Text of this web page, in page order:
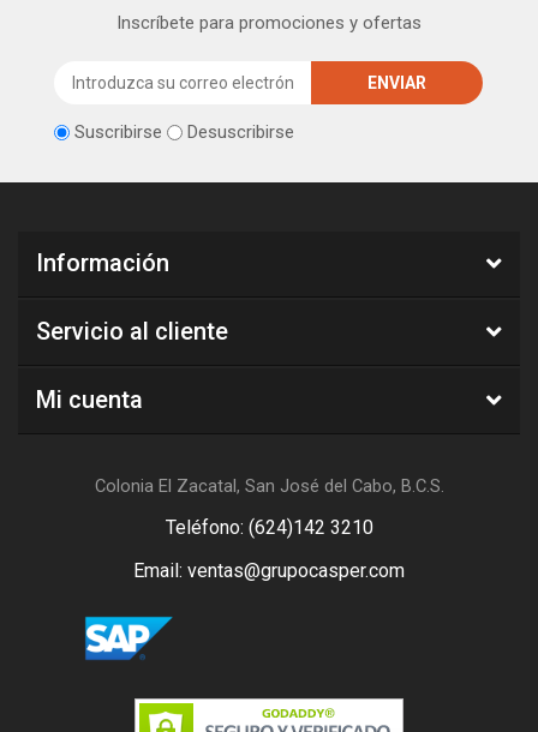
Inscríbete para promociones y ofertas
Suscribirse Desuscribirse
Información
Servicio al cliente
Mi cuenta
Colonia El Zacatal, San José del Cabo, B.C.S.
Teléfono: (624)142 3210
Email: ventas@grupocasper.com